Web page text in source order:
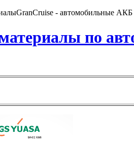
GranCruise - автомобильные АКБ
по